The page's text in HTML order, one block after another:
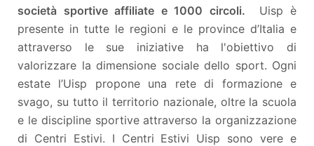
società sportive affiliate e 1000 circoli.
Uisp è
presente in tutte le regioni e le province d’Italia e
attraverso le sue iniziative ha l'obiettivo di
valorizzare la dimensione sociale dello sport. Ogni
estate l’Uisp propone una rete di formazione e
svago, su tutto il territorio nazionale, oltre la scuola
e le discipline sportive attraverso la organizzazione
di Centri Estivi. I Centri Estivi Uisp sono vere e